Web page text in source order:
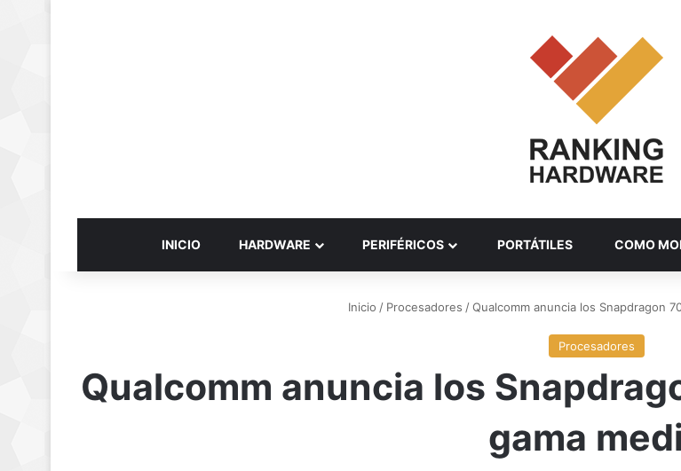
INICIO HARDWARE PERIFÉRICOS PORTÁTILES COMO
Inicio / Procesadores / Qualcomm anuncia los Snapdragon
Procesadores
Qualcomm anuncia los
gama